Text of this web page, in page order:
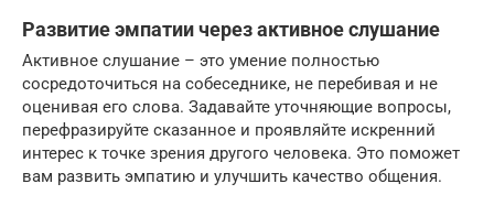
Развитие эмпатии через активное слушание
Активное слушание – это умение полностью
сосредоточиться на собеседнике, не перебивая и не
оценивая его слова. Задавайте уточняющие вопросы,
перефразируйте сказанное и проявляйте искренний
интерес к точке зрения другого человека. Это поможет
вам развить эмпатию и улучшить качество общения.